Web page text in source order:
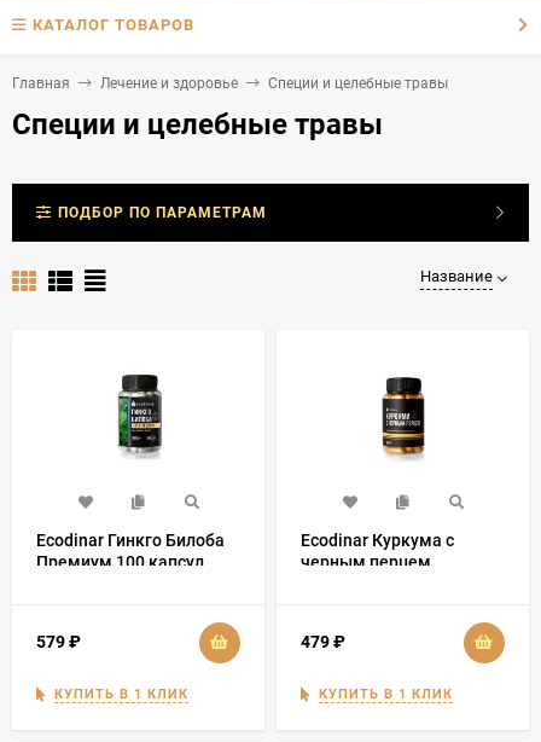
КАТАЛОГ ТОВАРОВ
Главная Лечение и здоровье Специи и целебные травы
Специи и целебные травы
ПОДБОР ПО ПАРАМЕТРАМ
Название
Ecodinar Гинкго Билоба
Премиум 100 капсул
579₽
КУПИТЬ В 1 КЛИК
Ecodinar Куркума с
черным перцем
479₽
КУПИТЬ В 1 КЛИК